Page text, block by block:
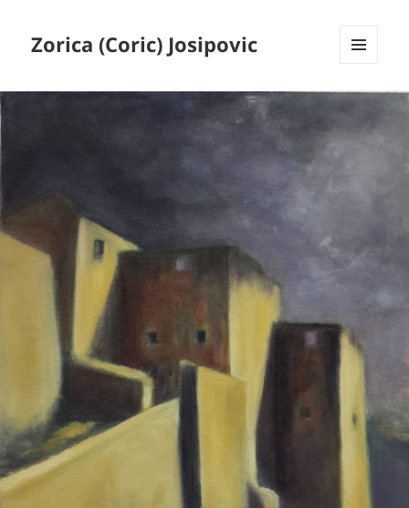
Zorica (Coric) Josipovic
WIDGETS